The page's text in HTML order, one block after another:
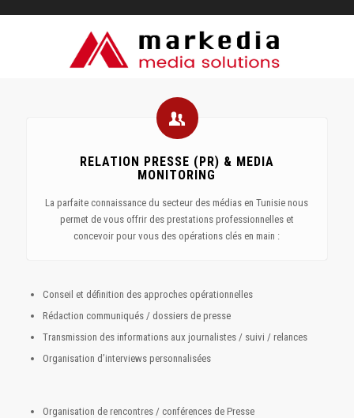
RELATION PRESSE (PR) & MEDIA
MONITORING
La parfaite connaissance du secteur des médias en Tunisie nous
permet de vous offrir des prestations professionnelles et
concevoir pour vous des opérations clés en main :
Conseil et définition des approches opérationnelles
Rédaction communiqués / dossiers de presse
Transmission des informations aux journalistes / suivi / relances
Organisation d’interviews personnalisées
Organisation de rencontres / conférences de Presse